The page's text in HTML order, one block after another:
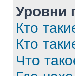
Уровни
Кто
Кто
Что